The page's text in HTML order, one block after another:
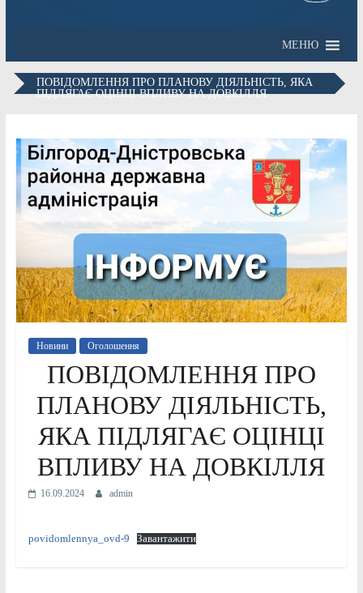
МЕНЮ
ПОВІДОМЛЕННЯ ПРО ПЛАНОВУ ДІЯЛЬНІСТЬ, ЯКА
ПІДЛЯГАЄ ОЦІНЦІ ВПЛИВУ НА ДОВКІЛЛЯ
Новини Оголошення
ПОВІДОМЛЕННЯ ПРО
ПЛАНОВУ ДІЯЛЬНІСТЬ,
ЯКА ПІДЛЯГАЄ ОЦІНЦІ
ВПЛИВУ НА ДОВКІЛЛЯ
16.09.2024 admin
povidomlennya_ovd-9 Завантажити